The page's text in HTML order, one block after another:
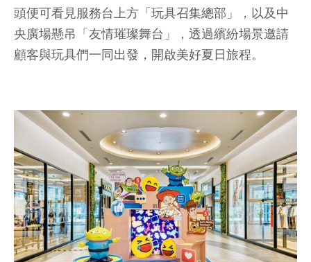
頭便可看見服務台上方「玩具召集總部」，以及中
央廣場懸吊「友情璀璨舞台」，透過繽紛場景邀請
顧客與玩具們一同出發，開啟美好夏日旅程。